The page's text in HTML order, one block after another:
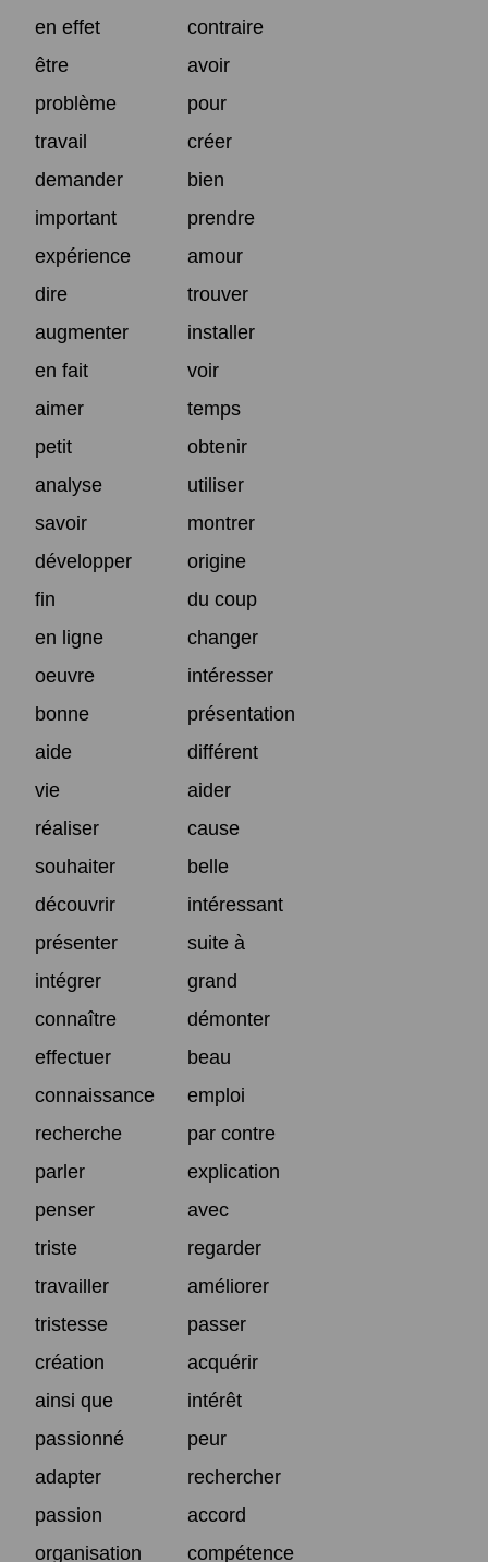
en effet
contraire
être
avoir
problème
pour
travail
créer
demander
bien
important
prendre
expérience
amour
dire
trouver
augmenter
installer
en fait
voir
aimer
temps
petit
obtenir
analyse
utiliser
savoir
montrer
développer
origine
fin
du coup
en ligne
changer
oeuvre
intéresser
bonne
présentation
aide
différent
vie
aider
réaliser
cause
souhaiter
belle
découvrir
intéressant
présenter
suite à
intégrer
grand
connaître
démonter
effectuer
beau
connaissance
emploi
recherche
par contre
parler
explication
penser
avec
triste
regarder
travailler
améliorer
tristesse
passer
création
acquérir
ainsi que
intérêt
passionné
peur
adapter
rechercher
passion
accord
organisation
compétence